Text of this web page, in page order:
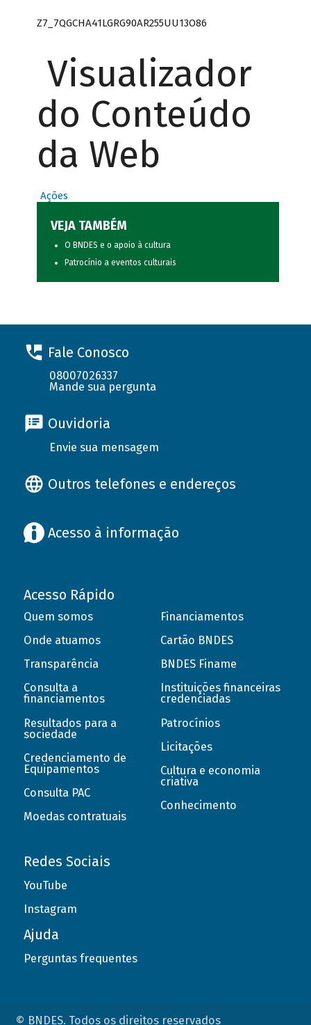
Z7_7QGCHA41LGRG90AR255UU13O86
Visualizador
do Conteúdo
da Web
Ações
VEJA TAMBÉM
O BNDES e o apoio à cultura
Patrocínio a eventos culturais
Fale Conosco
08007026337
Mande sua pergunta
Ouvidoria
Envie sua mensagem
Outros telefones e endereços
Acesso à informação
Acesso Rápido
Quem somos
Onde atuamos
Transparência
Consulta a
financiamentos
Resultados para a
sociedade
Credenciamento de
Equipamentos
Consulta PAC
Moedas contratuais
Financiamentos
Cartão BNDES
BNDES Finame
Instituições financeiras
credenciadas
Patrocínios
Licitações
Cultura e economia
criativa
Conhecimento
Redes Sociais
YouTube
Instagram
Ajuda
Perguntas frequentes
© BNDES. Todos os direitos reservados